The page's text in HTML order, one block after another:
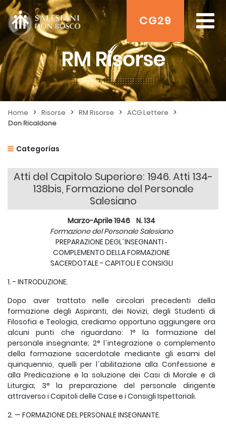
CG29
RM Risorse
Home > Risorse > RM Risorse > ACG Lettere >
Don Ricaldone
Categorías
Atti del Capitolo Superiore: 1946. Atti 134-
138bis, Formazione del Personale
Salesiano
Marzo-Aprile 1946 N. 134
Formazione del Personale Salesiano
PREPARAZIONE DEGL´INSEGNANTI ‑
COMPLEMENTO DELLA FORMAZIONE
SACERDOTALE - CAPITOLI E CONSIGLI
1. - INTRODUZIONE.
Dopo aver trattato nelle circolari precedenti della
formazione degli Aspiranti, dei Novizi, degli Studenti di
Filosofia e Teologia, crediamo opportuno aggiungere ora
alcuni punti che riguardano: 1° la formazione del
personale insegnante; 2° l´integrazione o complemento
della formazione sacerdotale mediante gli esami del
quinquennio, quelli per l´abilitazione alla Confessione e
alla Predicazione e la soluzione dei Casi di Morale e di
Liturgia; 3° la preparazione del personale dirigente
attraverso i Capitoli delle Case e i Consigli Ispettoriali.
2. — FORMAZIONE DEL PERSONALE INSEGNANTE.